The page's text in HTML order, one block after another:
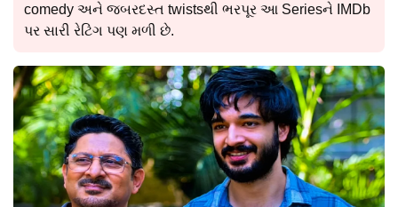
comedy અને જબરદસ્ત twistsથી ભરપૂર આ Seriesને IMDb
પર સારી રેટિંગ પણ મળી છે.